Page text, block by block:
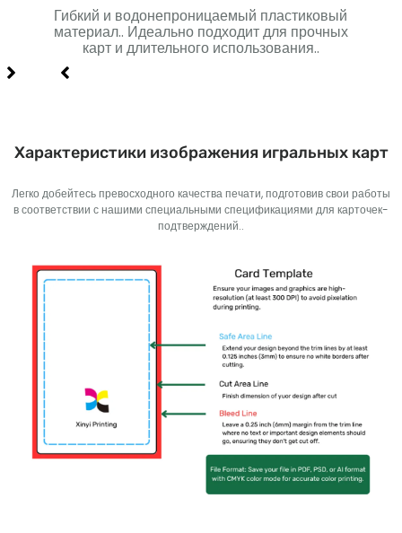
Гибкий и водонепроницаемый пластиковый
материал.. Идеально подходит для прочных
карт и длительного использования..
Характеристики изображения игральных карт
Легко добейтесь превосходного качества печати, подготовив свои работы
в соответствии с нашими специальными спецификациями для карточек-
подтверждений..